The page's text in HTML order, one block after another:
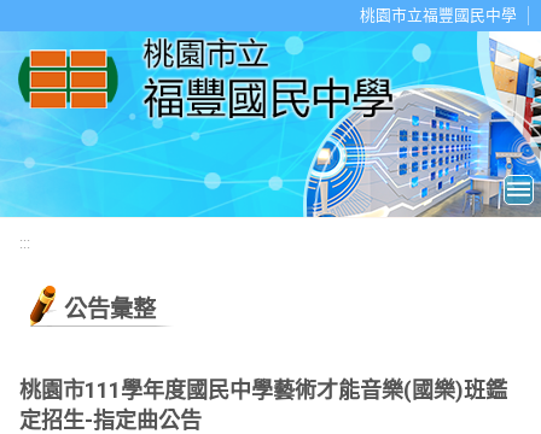
桃園市立福豐國民中學
:::
公告彙整
桃園市111學年度國民中學藝術才能音樂(國樂)班鑑
定招生-指定曲公告